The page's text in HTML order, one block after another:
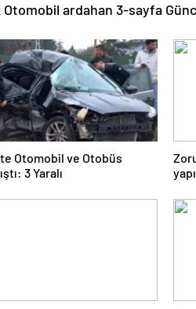
Otomobil ardahan 3-sayfa
Otomobil ve Otobüs
3 Yaralı